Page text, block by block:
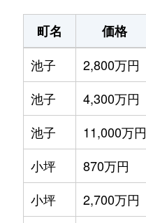
町名 価格
池子
2,800万円
池子
4,300万円
池子
11,000万円
小坪
870万円
小坪
2,700万円